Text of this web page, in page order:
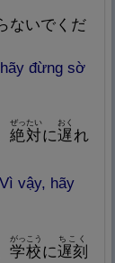
ないでくだ
đừng sờ
絶 対
ぜったい
に遅
Nghĩa: Chậm trễ, chậm chạp,
おく
れ
vậy, hãy
学校
がっこう
に遅刻
ちこく